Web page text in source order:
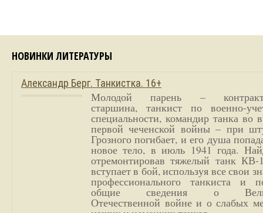
НОВИНКИ ЛИТЕРАТУРЫ
Александр Берг. Танкистка. 16+
Молодой парень –
старшина, танкист по военно-
специальности, командир танка во
первой чеченской войны – при
Грозного погибает, и его душа
новое тело, в июль 1941 года.
отремонтировав тяжелый танк
вступает в бой, используя все свои
профессионального танкиста и
общие сведения о
Отечественной войне и о слабых